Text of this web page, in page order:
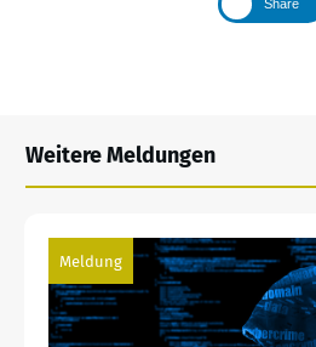
Share
Weitere Meldungen
Meldung